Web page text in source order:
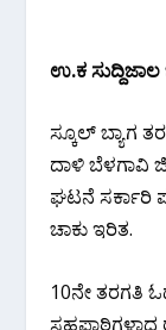
ಉ.ಕ
ಸ್ಕೂಲ್ ಬ್ಯಾಗ
ದಾಳಿ ಬೆಳಗಾವಿ
ಘಟನೆ ಸರ್ಕಾರಿ
ಚಾಕು ಇರಿತ.
10ನೇ ತರಗತಿ
ಸಹಪಾಠಿಗಳಾದ